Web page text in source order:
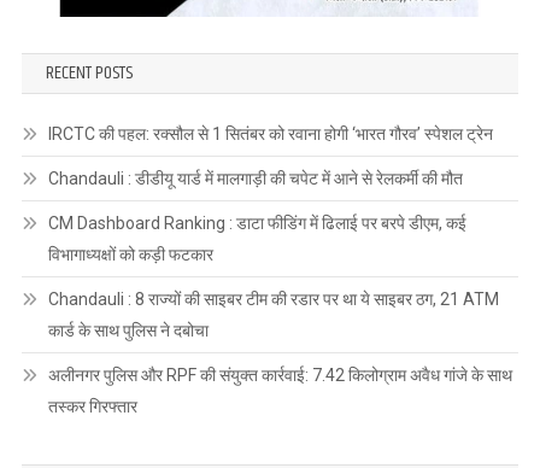
RECENT POSTS
IRCTC की पहल: रक्सौल से 1 सितंबर को रवाना होगी ‘भारत गौरव’ स्पेशल ट्रेन
Chandauli : डीडीयू यार्ड में मालगाड़ी की चपेट में आने से रेलकर्मी की मौत
CM Dashboard Ranking : डाटा फीडिंग में ढिलाई पर बरपे डीएम, कई
विभागाध्यक्षों को कड़ी फटकार
Chandauli : 8 राज्यों की साइबर टीम की रडार पर था ये साइबर ठग, 21 ATM
कार्ड के साथ पुलिस ने दबोचा
अलीनगर पुलिस और RPF की संयुक्त कार्रवाई: 7.42 किलोग्राम अवैध गांजे के साथ
तस्कर गिरफ्तार